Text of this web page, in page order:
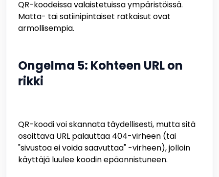
QR-koodeissa valaistetuissa ympäristöissä.
Matta- tai satiinipintaiset ratkaisut ovat
armollisempia.
Ongelma 5: Kohteen URL on
rikki
QR-koodi voi skannata täydellisesti, mutta sitä
osoittava URL palauttaa 404-virheen (tai
"sivustoa ei voida saavuttaa" -virheen), jolloin
käyttäjä luulee koodin epäonnistuneen.